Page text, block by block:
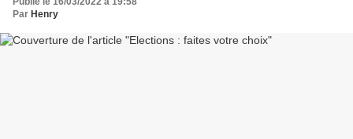
Par Henry